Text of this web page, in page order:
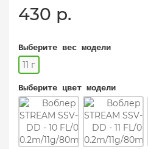
430 р.
Выберите вес модели
11 г
Выберите цвет модели